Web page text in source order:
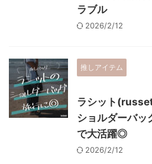
ラブル
2026/2/12
推しアイテム
ラシット
ショルダーバッ
で大活躍◎
2026/2/12